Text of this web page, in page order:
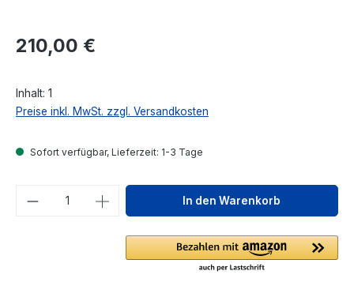
Regulärer Preis:
210,00 €
Inhalt: 1
Preise inkl. MwSt. zzgl. Versandkosten
Sofort verfügbar, Lieferzeit: 1-3 Tage
Produkt Anzahl: Gib denIn den Warenkorb